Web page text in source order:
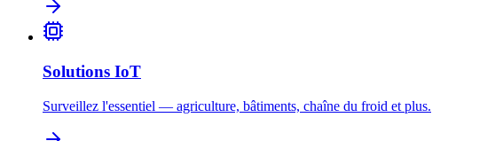
Solutions IoT
Surveillez l'essentiel — agriculture, bâtiments, chaîne du froid et plus.